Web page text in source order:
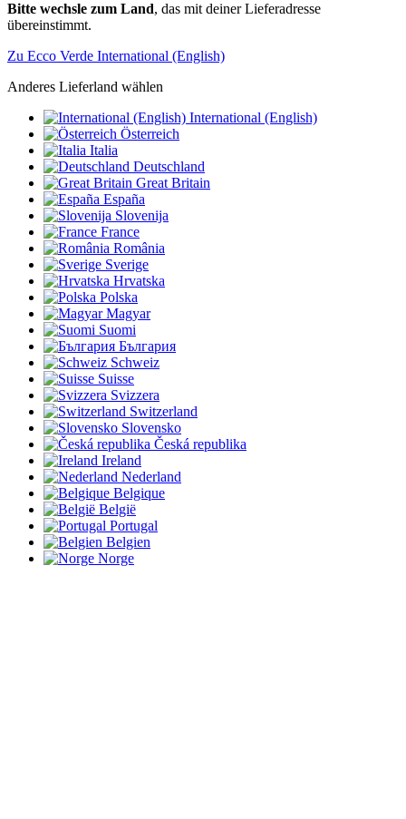
Bitte wechsle zum Land, das mit deiner Lieferadresse
übereinstimmt.
Zu Ecco Verde International (English)
Anderes Lieferland wählen
International (English)
Österreich
Italia
Deutschland
Great Britain
España
Slovenija
France
România
Sverige
Hrvatska
Polska
Magyar
Suomi
България
Schweiz
Suisse
Svizzera
Switzerland
Slovensko
Česká republika
Ireland
Nederland
Belgique
België
Portugal
Belgien
Norge